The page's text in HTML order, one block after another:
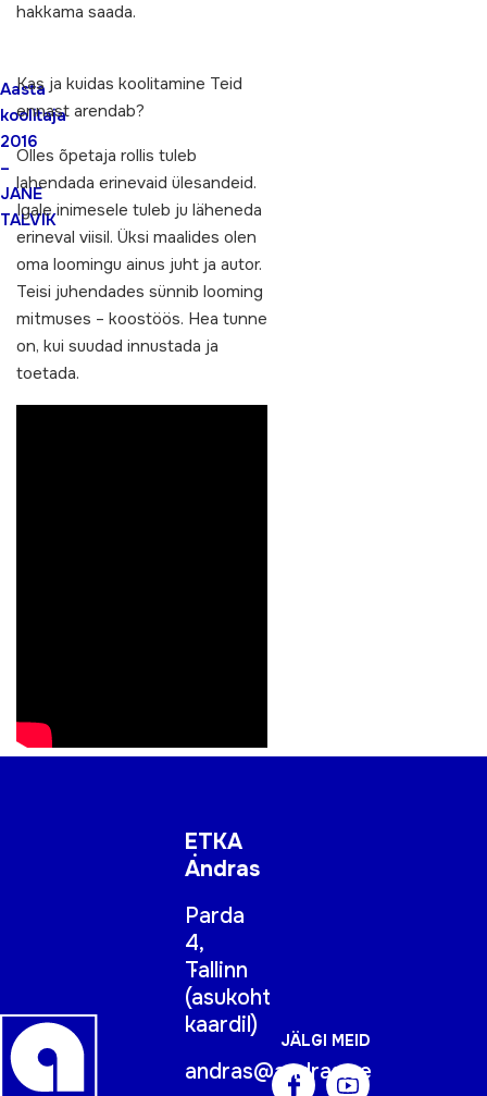
Aasta
koolitaja
2016
–
JANE
TALVIK
hakkama saada.
Kas ja kuidas koolitamine Teid
ennast arendab?
Olles õpetaja rollis tuleb
lahendada erinevaid ülesandeid.
Igale inimesele tuleb ju läheneda
erineval viisil. Üksi maalides olen
oma loomingu ainus juht ja autor.
Teisi juhendades sünnib looming
mitmuses – koostöös. Hea tunne
on, kui suudad innustada ja
toetada.
ETKA
Andras
Parda
4,
Tallinn
(asukoht
kaardil)
andras@andras.ee
JÄLGI MEID